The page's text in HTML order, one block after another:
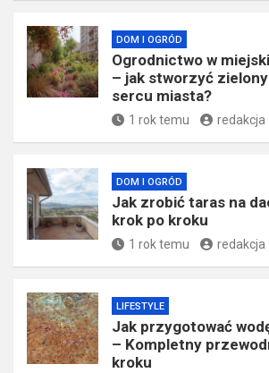
DOM I OGRÓD
Ogrodnictwo w
– jak stworzyć
sercu miasta?
1 rok temu redakcja
DOM I OGRÓD
Jak zrobić taras na
krok po kroku
1 rok temu redakcja
LIFESTYLE
Jak przygotować
– Kompletny
kroku